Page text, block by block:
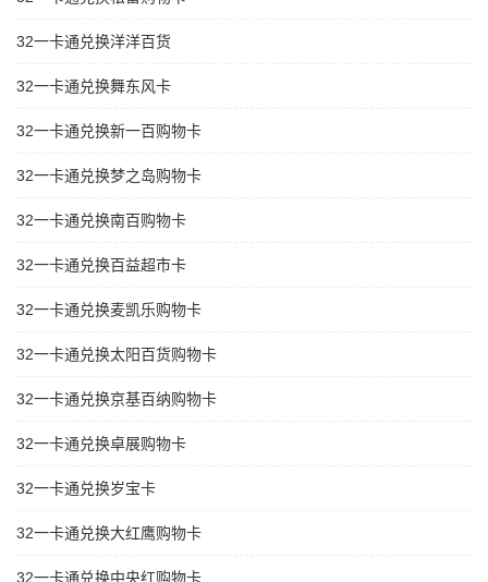
32一卡通兑换洋洋百货
32一卡通兑换舞东风卡
32一卡通兑换新一百购物卡
32一卡通兑换梦之岛购物卡
32一卡通兑换南百购物卡
32一卡通兑换百益超市卡
32一卡通兑换麦凯乐购物卡
32一卡通兑换太阳百货购物卡
32一卡通兑换京基百纳购物卡
32一卡通兑换卓展购物卡
32一卡通兑换岁宝卡
32一卡通兑换大红鹰购物卡
32一卡通兑换中央红购物卡